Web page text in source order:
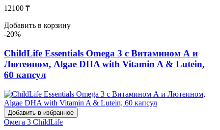
12100 ₸
Добавить в корзину
-20%
ChildLife Essentials Omega 3 с Витамином А и
Лютеином, Algae DHA with Vitamin A & Lutein,
60 капсул
Добавить в избранное
Омега 3 ChildLife